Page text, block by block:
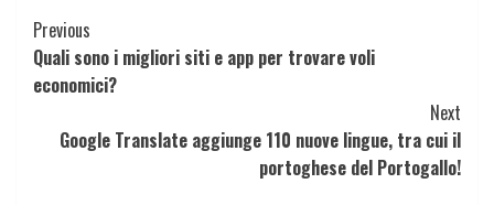
Continue
Reading
Previous
Quali sono i migliori siti e app per trovare voli
economici?
Next
Google Translate aggiunge 110 nuove lingue, tra cui il
portoghese del Portogallo!